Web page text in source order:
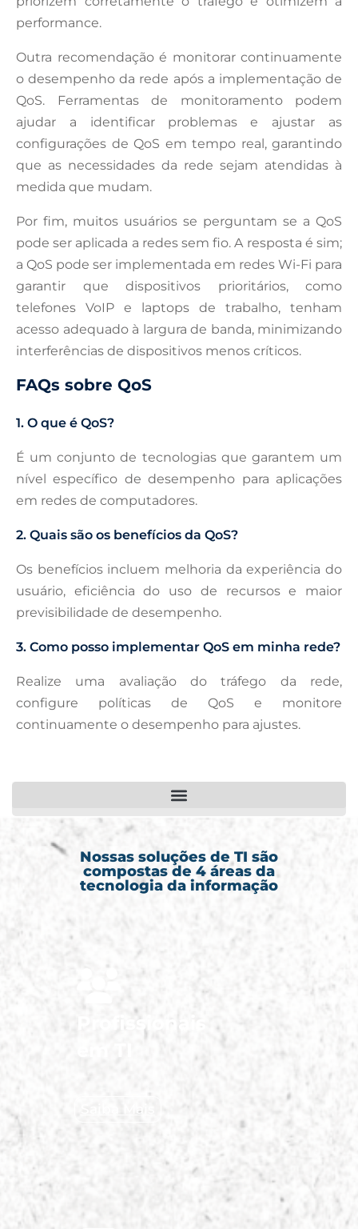
performance.
Outra recomendação é monitorar continuamente
o desempenho da rede após a implementação de
QoS. Ferramentas de monitoramento podem
ajudar a identificar problemas e ajustar as
configurações de QoS em tempo real, garantindo
que as necessidades da rede sejam atendidas à
medida que mudam.
Por fim, muitos usuários se perguntam se a QoS
pode ser aplicada a redes sem fio. A resposta é sim;
a QoS pode ser implementada em redes Wi-Fi para
garantir que dispositivos prioritários, como
telefones VoIP e laptops de trabalho, tenham
acesso adequado à largura de banda, minimizando
interferências de dispositivos menos críticos.
FAQs sobre QoS
1. O que é QoS?
É um conjunto de tecnologias que garantem um
nível específico de desempenho para aplicações
em redes de computadores.
2. Quais são os benefícios da QoS?
Os benefícios incluem melhoria da experiência do
usuário, eficiência do uso de recursos e maior
previsibilidade de desempenho.
3. Como posso implementar QoS em minha rede?
Realize uma avaliação do tráfego da rede,
configure políticas de QoS e monitore
continuamente o desempenho para ajustes.
Nossas soluções de TI são
compostas de 4 áreas da
tecnologia da informação
Profissionais
Saiba Mais